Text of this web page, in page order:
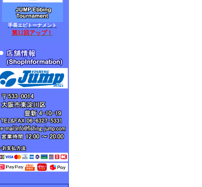
手長エビトーナメント
第12回アップ！